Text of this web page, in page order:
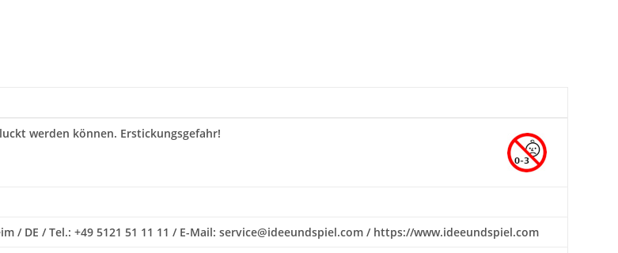
werden können. Erstickungsgefahr!
/ DE / Tel.: +49 5121 51 11 11 / E-Mail: service@ideeundspiel.com / https://www.ideeundspiel.com